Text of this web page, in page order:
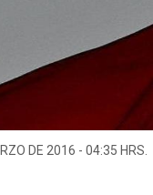
DE 2016 - 04:35 HRS.